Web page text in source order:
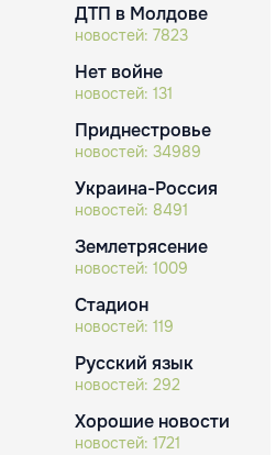
ДТП в Молдове
новостей: 7823
Нет войне
новостей: 131
Приднестровье
новостей: 34989
Украина-Россия
новостей: 8491
Землетрясение
новостей: 1009
Стадион
новостей: 119
Русский язык
новостей: 292
Хорошие новости
новостей: 1721